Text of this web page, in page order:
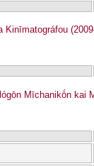
Kinīmatográfou
Mīchanikṓn kai